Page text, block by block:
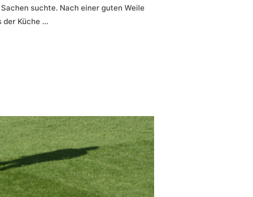
suchte. Nach einer guten Weile
der Küche …